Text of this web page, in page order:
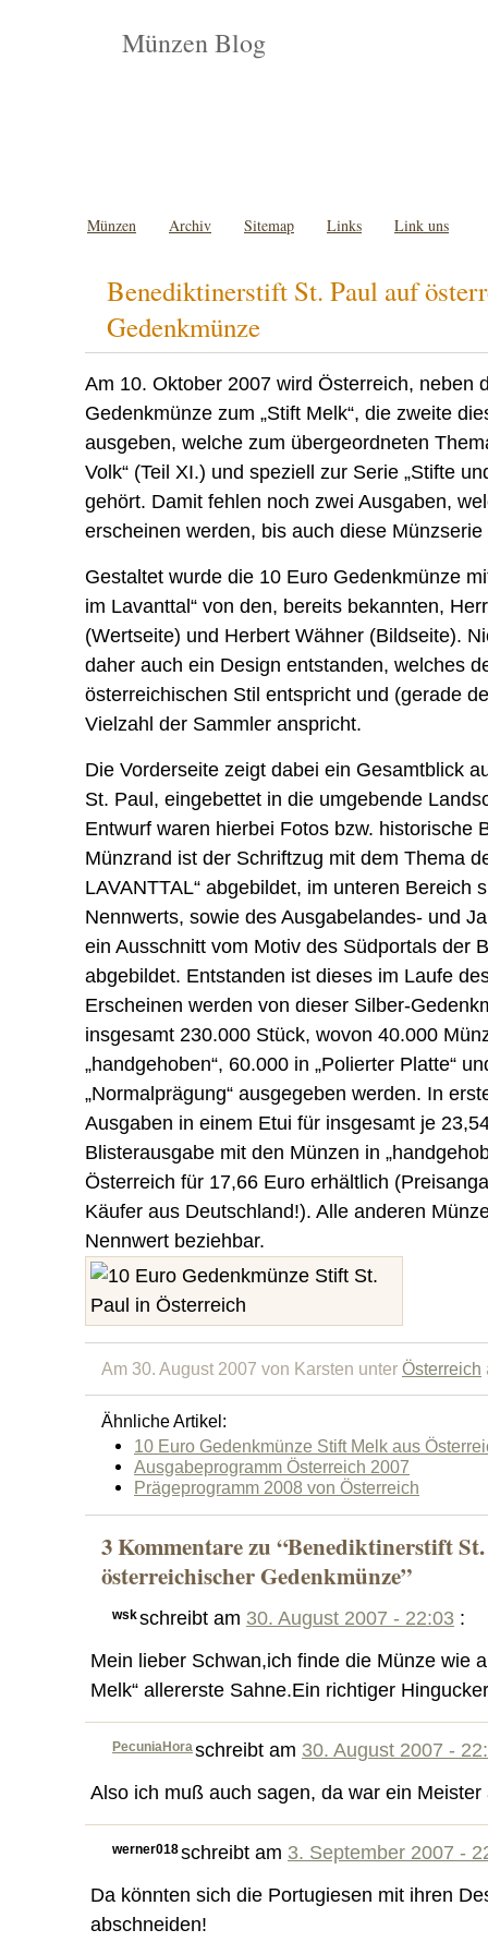
Münzen Blog
Münzen Archiv Sitemap Links Link uns
Benediktinerstift St. Paul auf
Gedenkmünze
Am 10. Oktober 2007 wird Österreich, neben
Gedenkmünze zum „Stift Melk“, die zweite
ausgeben, welche zum übergeordneten
Volk“ (Teil XI.) und speziell zur Serie „Stifte
gehört. Damit fehlen noch zwei Ausgaben,
erscheinen werden, bis auch diese
Gestaltet wurde die 10 Euro Gedenkmünze
im Lavanttal“ von den, bereits bekannten,
(Wertseite) und Herbert Wähner (Bildseite).
daher auch ein Design entstanden, welches
österreichischen Stil entspricht und (gerade
Vielzahl der Sammler anspricht.
Die Vorderseite zeigt dabei ein Gesamtblick
St. Paul, eingebettet in die umgebende
Entwurf waren hierbei Fotos bzw. historische
Münzrand ist der Schriftzug mit dem Thema
LAVANTTAL“ abgebildet, im unteren Bereich
Nennwerts, sowie des Ausgabelandes- und
ein Ausschnitt vom Motiv des Südportals der
abgebildet. Entstanden ist dieses im Laufe
Erscheinen werden von dieser Silber-
insgesamt 230.000 Stück, wovon 40.000
„handgehoben“, 60.000 in „Polierter Platte“
„Normalprägung“ ausgegeben werden. In
Ausgaben in einem Etui für insgesamt je
Blisterausgabe mit den Münzen in
Österreich für 17,66 Euro erhältlich
Käufer aus Deutschland!). Alle anderen
Nennwert beziehbar.
Am 30. August 2007 von Karsten unter Österreich
Ähnliche Artikel:
10 Euro Gedenkmünze Stift Melk aus
Ausgabeprogramm Österreich 2007
Prägeprogramm 2008 von Österreich
3 Kommentare zu “Benediktinerstift
österreichischer Gedenkmünze”
wskschreibt am 30. August 2007 - 22:03 :
Mein lieber Schwan,ich finde die Münze wie
Melk“ allererste Sahne.Ein richtiger
PecuniaHoraschreibt am 30. August 2007 -
Also ich muß auch sagen, da war ein Meister
werner018schreibt am 3. September 2007 -
Da könnten sich die Portugiesen mit ihren
abschneiden!